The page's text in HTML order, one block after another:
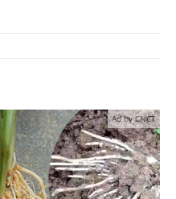
Ad by CNCT